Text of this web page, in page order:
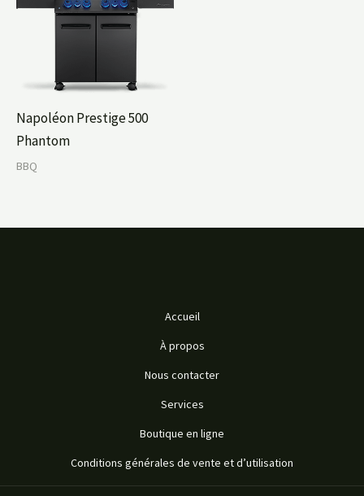
Napoléon Prestige 500
Phantom
BBQ
Accueil
À propos
Nous contacter
Services
Boutique en ligne
Conditions générales de vente et d’utilisation